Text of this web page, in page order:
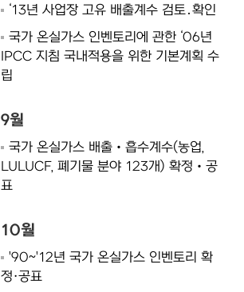
‘13년 사업장 고유 배출계수 검토․확인
국가 온실가스 인벤토리에 관한 ‘06년
IPCC 지침 국내적용을 위한 기본계획 수
립
9월
국가 온실가스 배출‧흡수계수(농업,
LULUCF, 폐기물 분야 123개) 확정‧공
표
10월
'90~'12년 국가 온실가스 인벤토리 확
정·공표